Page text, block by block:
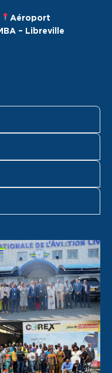
Aéroport
– Libreville